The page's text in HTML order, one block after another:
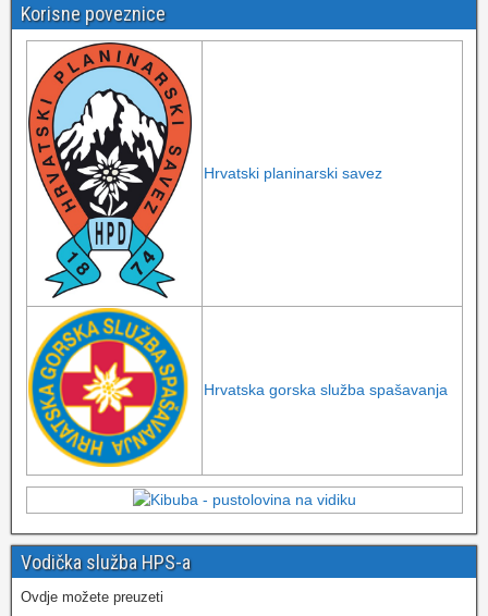
Korisne poveznice
Hrvatski planinarski savez
Hrvatska gorska služba spašavanja
Vodička služba HPS-a
Ovdje možete preuzeti